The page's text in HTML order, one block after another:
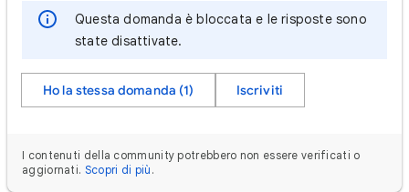
Questa domanda è bloccata e le risposte sono
state disattivate.
Ho la stessa domanda (1) Iscriviti
I contenuti della community potrebbero non essere verificati o
aggiornati. Scopri di più .